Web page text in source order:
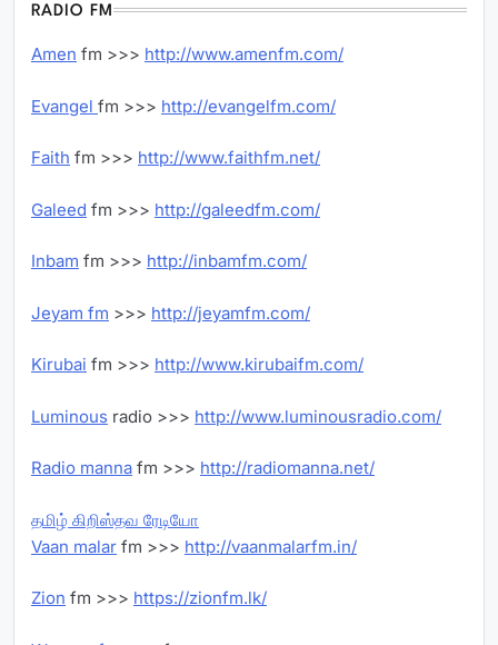
RADIO FM
Amen fm >>> http://www.amenfm.com/
Evangel fm >>> http://evangelfm.com/
Faith fm >>> http://www.faithfm.net/
Galeed fm >>> http://galeedfm.com/
Inbam fm >>> http://inbamfm.com/
Jeyam fm >>> http://jeyamfm.com/
Kirubai fm >>> http://www.kirubaifm.com/
Luminous radio >>> http://www.luminousradio.com/
Radio manna fm >>> http://radiomanna.net/
தமிழ் கிறிஸ்தவ ரேடியோ
Vaan malar fm >>> http://vaanmalarfm.in/
Zion fm >>> https://zionfm.lk/